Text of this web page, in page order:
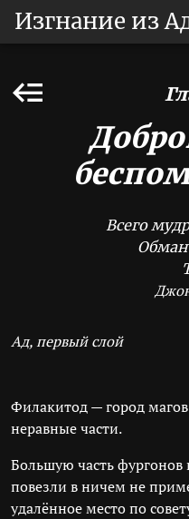
Изгнание из
Всего
Ад, первый слой
Филакитод — город
неравные части.
Большую часть
повезли в ничем не
удалённое место по